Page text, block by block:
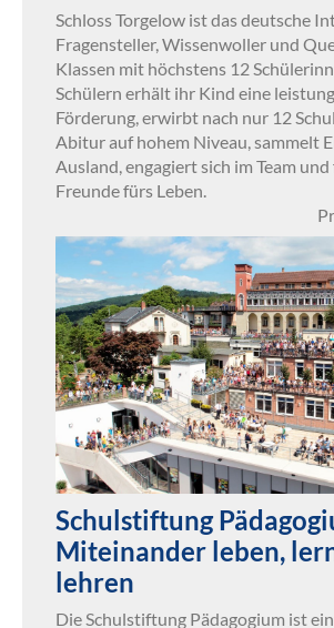
Schloss Torgelow ist das deutsche
Fragensteller, Wissenwoller und
Klassen mit höchstens 12
Schülern erhält ihr Kind eine
Förderung, erwirbt nach nur 12
Abitur auf hohem Niveau, sammelt
Ausland, engagiert sich im Team
Freunde fürs Leben.
Schulstiftung
Miteinander leben,
lehren
Die Schulstiftung Pädagogium ist